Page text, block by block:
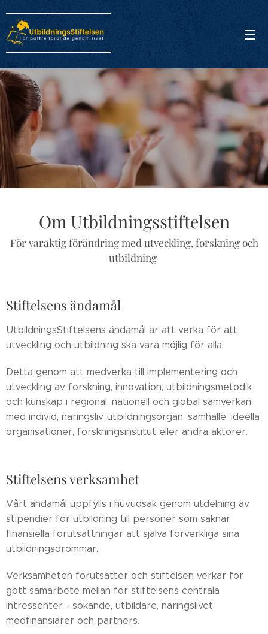
Om Utbildningsstiftelsen
För varaktig förändring med utveckling, forskning och
utbildning
Stiftelsens ändamål
UtbildningsStiftelsens ändamål är att verka för att
utveckling och utbildning ska vara möjlig för alla.
Detta genom att medverka till implementering och
utveckling av forskning, innovation, utbildningsmetodik
och kunskap i regional, nationell och global samverkan
med individ, näringsliv, utbildningsorgan, samhälle, ideella
organisationer, forskningsinstitut eller andra aktörer.
Stiftelsens verksamhet
Vårt ändamål uppfylls i huvudsak genom utdelning av
stipendier för utbildning till personer som saknar
finansiella förutsättningar att själva förverkliga sina
utbildningsdrömmar.
Verksamheten förutsätter och stiftelsen verkar för
gott samarbete mellan för stiftelsens centrala
intressenter - sökande, utbildare, näringslivet,
medfinansiärer och partners.